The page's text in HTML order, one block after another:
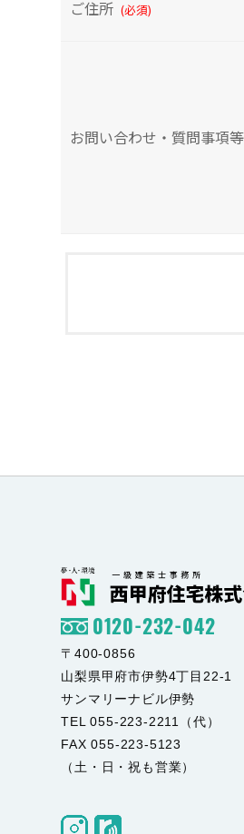
0120-232-042
〒400-0856
山梨県甲府市伊勢4丁目22-1
サンマリーナビル伊勢
TEL 055-223-2211（代）
FAX 055-223-5123
（土・日・祝も営業）